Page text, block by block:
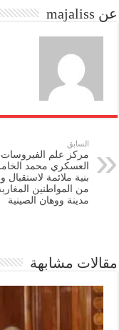
n
عن majaliss
السابق
مركز علم
العسكري محمد
بنية ملائمة لاستقبال
من المواطنين
مدينة ووهان الصينية
مقالات مشابهة